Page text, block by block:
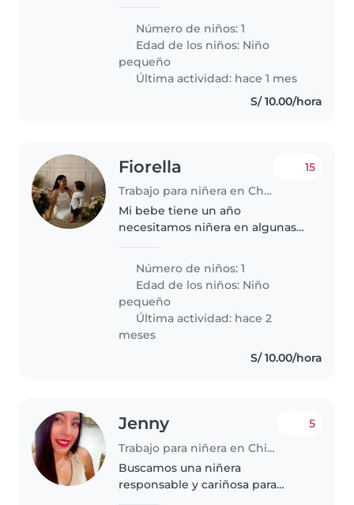
sienta cómoda con la musica y
con bailar. Deeeo que la vea..
Número de niños: 1
Edad de los niños: Niño
pequeño
Última actividad: hace 1 mes
S/ 10.00/hora
Fiorella
Trabajo para niñera en Chiclayo
15
Mi bebe tiene un año
necesitamos niñera en algunas
el bebe
Número de niños: 1
Edad de los niños: Niño
pequeño
Última actividad: hace 2
meses
S/ 10.00/hora
Jenny
Trabajo para niñera en Chiclayo
5
Buscamos una niñera
responsable y cariñosa para